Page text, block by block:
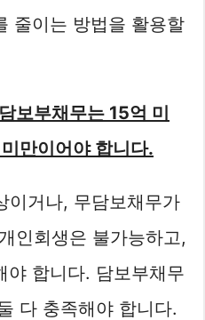
줄이는 방법을 활용할
보부채무는 15억 미
만이어야 합니다.
이거나, 무담보채무가
인회생은 불가능하고,
야 합니다. 담보부채무
다 충족해야 합니다.